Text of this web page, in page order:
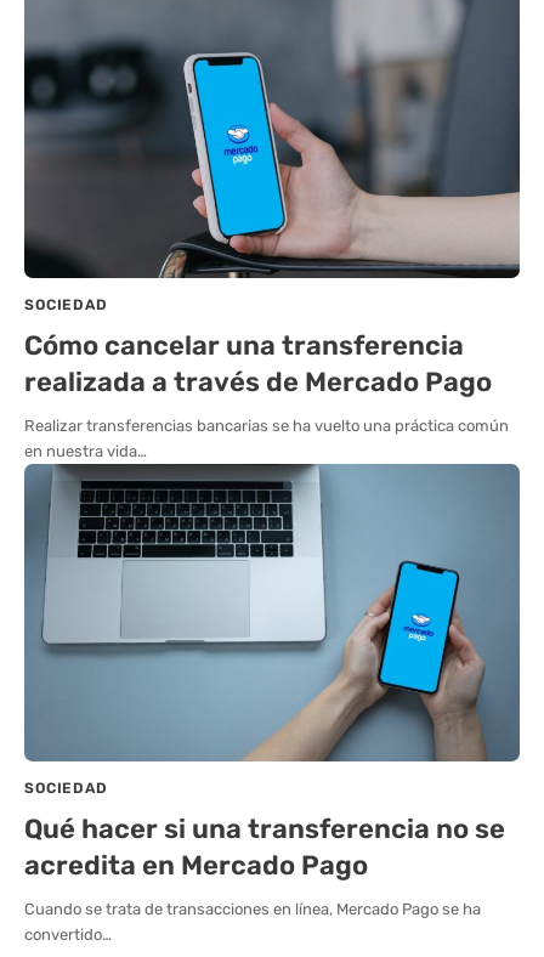
SOCIEDAD
Cómo cancelar una transferencia
realizada a través de Mercado Pago
Realizar transferencias bancarias se ha vuelto una práctica común
en nuestra vida…
SOCIEDAD
Qué hacer si una transferencia no se
acredita en Mercado Pago
Cuando se trata de transacciones en línea, Mercado Pago se ha
convertido…